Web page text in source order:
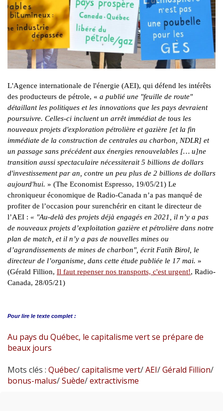
L'Agence internationale de l'énergie (AEI), qui défend les intérêts
des producteurs de pétrole, « a publié une "feuille de route"
détaillant les politiques et les innovations que les pays devraient
poursuivre. Celles-ci incluent un arrêt immédiat de tous les
nouveaux projets d'exploration pétrolière et gazière [et la fin
immédiate de la construction de centrales au charbon, NDLR] et
un passage sans précédent aux énergies renouvelables [… u]ne
transition aussi spectaculaire nécessiterait 5 billions de dollars
d'investissement par an, contre un peu plus de 2 billions de dollars
aujourd'hui. » (The Economist Espresso, 19/05/21) Le
chroniqueur économique de Radio-Canada n’a pas manqué de
profiter de l’occasion pour surenchérir en citant le directeur de
l’AEI : « "Au-delà des projets déjà engagés en 2021, il n’y a pas
de nouveaux projets d’exploitation gazière et pétrolière dans notre
plan de match, et il n’y a pas de nouvelles mines ou
d’agrandissements de mines de charbon", écrit Fatih Birol, le
directeur de l’organisme, dans cette étude publiée le 17 mai. »
(Gérald Fillion, Il faut repenser nos transports, c'est urgent!, Radio-
Canada, 28/05/21)
Pour lire le texte complet :
Au pays du Québec, le capitalisme vert se prépare de
beaux jours
Mots clés : Québec/capitalisme vert/AEI/Gérald Fillion/
bonus-malus/Suède/extractivisme